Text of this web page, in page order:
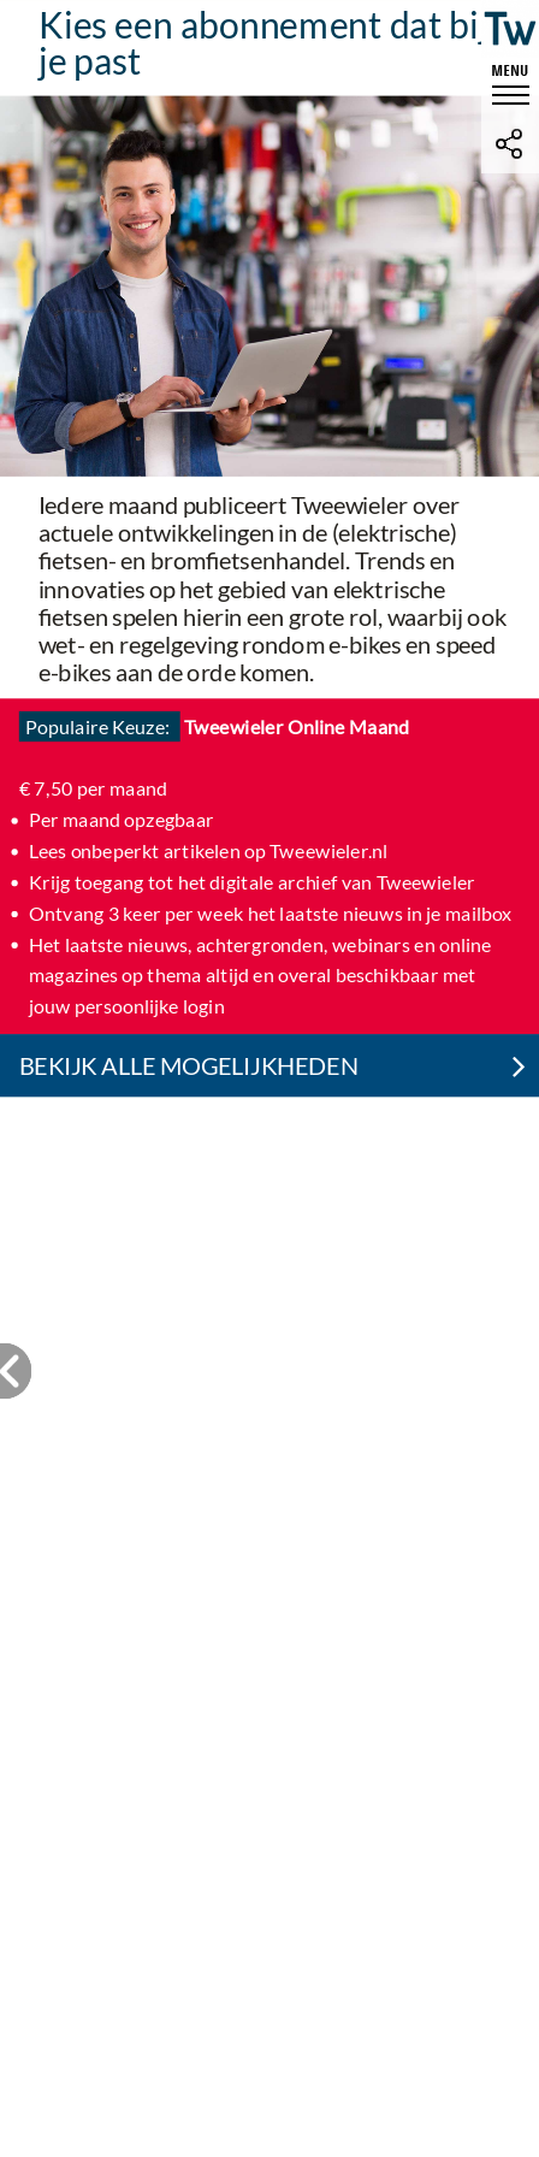
Kies een abonnement dat bij
je past
Iedere maand publiceert Tweewieler over
actuele ontwikkelingen in de (elektrische)
fietsen- en bromfietsenhandel. Trends en
innovaties op het gebied van elektrische
fietsen spelen hierin een grote rol, waarbij ook
wet- en regelgeving rondom e-bikes en speed
e-bikes aan de orde komen.
Populaire Keuze: Tweewieler Online Maand
€ 7,50 per maand
Per maand opzegbaar
Lees onbeperkt artikelen op Tweewieler.nl
Krijg toegang tot het digitale archief van Tweewieler​
Ontvang 3 keer per week het laatste nieuws in je mailbox​
Het laatste nieuws, achtergronden, webinars en online
magazines op thema altijd en overal beschikbaar met
jouw persoonlijke login
BEKIJK ALLE MOGELIJKHEDEN